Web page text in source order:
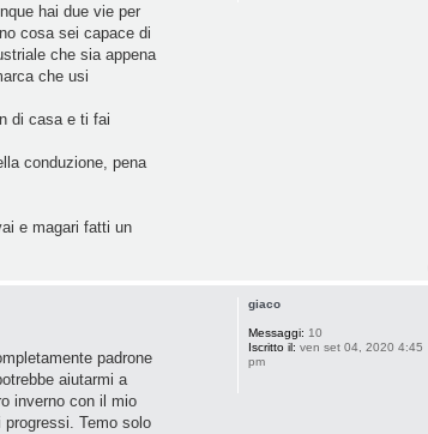
hai due vie per
cosa sei capace di
che sia appena
che usi
di casa e ti fai
conduzione, pena
e magari fatti un
padrone
aiutarmi a
inverno con il mio
Temo solo
giaco
Messaggi: 10
Iscritto il: ven set 04, 2020 4:45
pm